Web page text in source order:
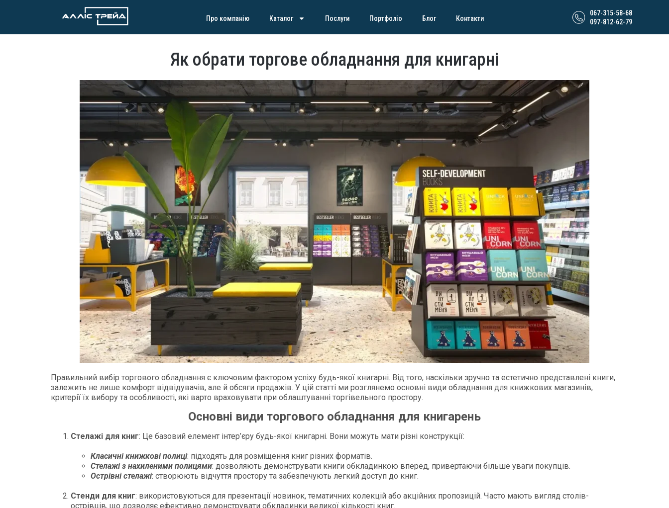
Про компанію Каталог Послуги Портфоліо Блог Контакти
067-315-58-68
097-812-62-79
Як обрати торгове обладнання для книгарні
Правильний вибір торгового обладнання є ключовим фактором успіху будь-якої книгарні. Від того, наскільки зручно та естетично представлені книги,
залежить не лише комфорт відвідувачів, але й обсяги продажів. У цій статті ми розглянемо основні види обладнання для книжкових магазинів,
критерії їх вибору та особливості, які варто враховувати при облаштуванні торгівельного простору.​
Основні види торгового обладнання для книгарень
Стелажі для книг: Це базовий елемент інтер’єру будь-якої книгарні. Вони можуть мати різні конструкції:​
Класичні книжкові полиці: підходять для розміщення книг різних форматів.​
Стелажі з нахиленими полицями: дозволяють демонструвати книги обкладинкою вперед, привертаючи більше уваги покупців.​
Острівні стелажі: створюють відчуття простору та забезпечують легкий доступ до книг.​
Стенди для книг: використовуються для презентації новинок, тематичних колекцій або акційних пропозицій. Часто мають вигляд столів-
острівців, що дозволяє ефективно демонструвати обкладинки великої кількості книг.​